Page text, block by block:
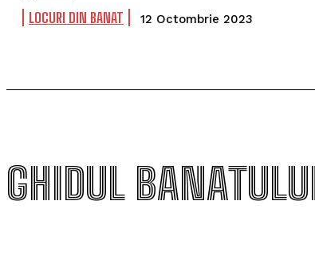
LOCURI DIN BANAT 12 Octombrie 2023
GHIDUL